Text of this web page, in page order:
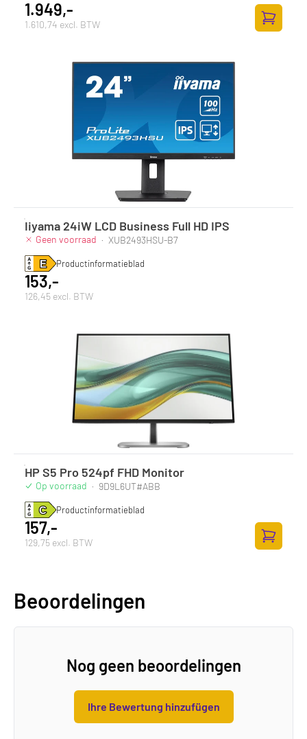
1.949,-
1.610,74 excl. BTW
Zum
Iiyama 24iW LCD Business Full HD IPS
Geen voorraad · XUB2493HSU-B7
Productinformatieblad
153,-
126,45 excl. BTW
HP S5 Pro 524pf FHD Monitor
Op voorraad · 9D9L6UT#ABB
Productinformatieblad
157,-
129,75 excl. BTW
Zum
Beoordelingen
Nog geen beoordelingen
Ihre Bewertung hinzufügen